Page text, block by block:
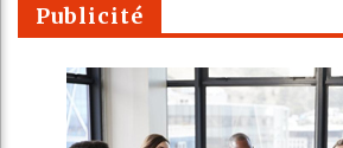
Publicité